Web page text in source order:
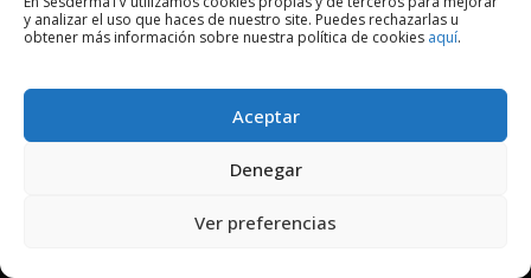
y analizar el uso que haces de nuestro site. Puedes rechazarlas u
obtener más información sobre nuestra política de cookies aquí.
Aceptar
Denegar
Ver preferencias